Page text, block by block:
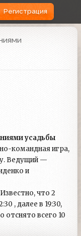
Регистрация
усадьбы
командная игра,
Ведущий —
и
что 2
, далее в 19:30,
отснято всего 10